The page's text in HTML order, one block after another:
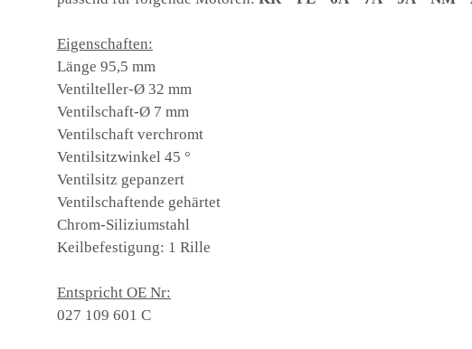
Eigenschaften:
Länge 95,5 mm
Ventilteller-Ø 32 mm
Ventilschaft-Ø 7 mm
Ventilschaft verchromt
Ventilsitzwinkel 45 °
Ventilsitz gepanzert
Ventilschaftende gehärtet
Chrom-Siliziumstahl
Keilbefestigung: 1 Rille
Entspricht OE Nr:
027 109 601 C